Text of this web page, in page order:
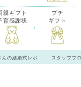
親ギフト
育感謝状
/
プチ
ギフト
んの結婚式レポ スタッフブ